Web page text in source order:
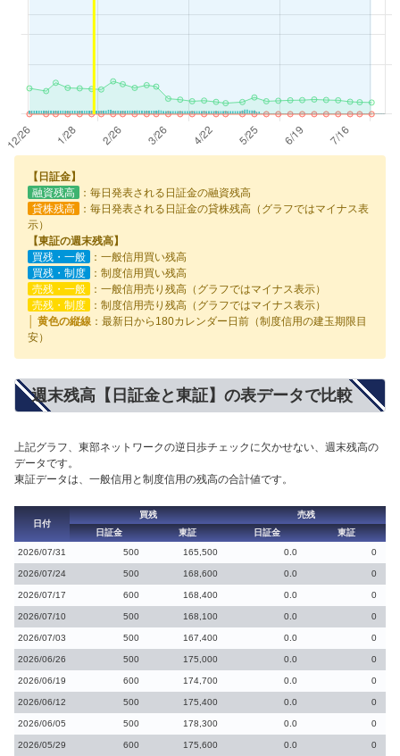
【日証金】
融資残高
：毎日発表される日証金の融資残高
貸株残高
：毎日発表される日証金の貸株残高（グラフではマイナス表
示）
【東証の週末残高】
買残・一般
：一般信用買い残高
買残・制度
：制度信用買い残高
売残・一般
：一般信用売り残高（グラフではマイナス表示）
売残・制度
：制度信用売り残高（グラフではマイナス表示）
│ 黄色の縦線 ：最新日から180カレンダー日前（制度信用の建玉期限目
安）
週末残高【日証金と東証】の表データで比較
上記グラフ、東部ネットワークの逆日歩チェックに欠かせない、週末残高の
データです。
東証データは、一般信用と制度信用の残高の合計値です。
日付
買残
売残
日証金
東証 日証金
東証
2026/07/31
500 165,500 0.0 0
2026/07/24 500 168,600 0.0 0
2026/07/17 600 168,400 0.0 0
2026/07/10 500 168,100 0.0 0
2026/07/03 500 167,400 0.0 0
2026/06/26 500 175,000 0.0 0
2026/06/19 600 174,700 0.0 0
2026/06/12 500 175,400 0.0 0
2026/06/05 500 178,300 0.0 0
2026/05/29 600 175,600 0.0 0